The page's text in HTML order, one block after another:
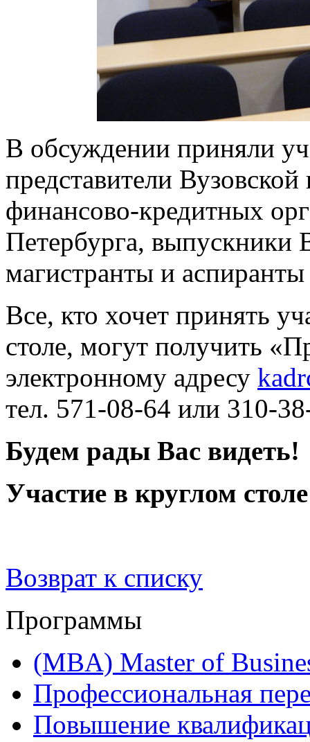
В обсуждении приняли
представители
финансово-кредитных
Петербурга,
магистранты и
Все, кто хочет принять
столе, могут получить
электронному адресу
тел. 571-08-64 или 310-
Будем рады Вас видеть!
Участие в круглом
Возврат к списку
Программы
(MBA) Master of
Профессиональная
Повышение